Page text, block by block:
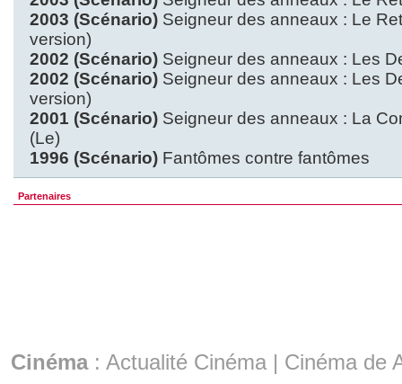
2003 (Scénario) Seigneur des anneaux : Le
version)
2002 (Scénario) Seigneur des anneaux : Les
2002 (Scénario) Seigneur des anneaux : Les
version)
2001 (Scénario) Seigneur des anneaux : La
(Le)
1996 (Scénario) Fantômes contre fantômes
Partenaires
Cinéma: Actualité Cinéma | Cinéma de